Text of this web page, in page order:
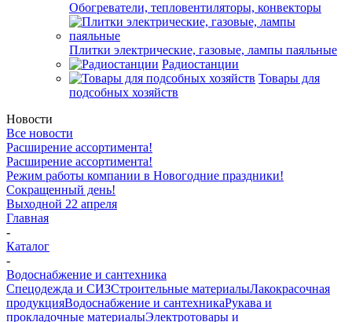
Обогреватели, тепловентиляторы, конвекторы
Плитки электрические, газовые, лампы паяльные
Радиостанции
Товары для
подсобных хозяйств
Новости
Все новости
Расширение ассортимента!
Расширение ассортимента!
Режим работы компании в Новогодние праздники!
Сокращенный день!
Выходной 22 апреля
Главная
-
Каталог
-
Водоснабжение и сантехника
Спецодежда и СИЗСтроительные материалыЛакокрасочная
продукцияВодоснабжение и сантехникаРукава и
прокладочные материалыЭлектротовары и